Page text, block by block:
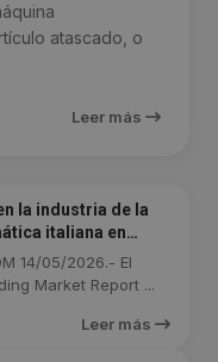
atascado, o
Leer más
la industria de la
italiana en
automático y
Parte)
14/05/2026.- El
Market Report ...
Leer más